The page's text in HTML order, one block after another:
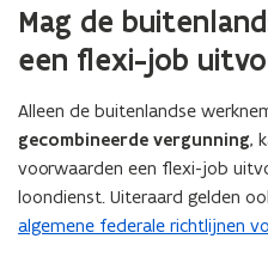
Mag de
een flexi-job
Alleen de buitenlandse
gecombineerde vergunning,
voorwaarden een flexi-job
loondienst. Uiteraard gelden
algemene federale richtlijnen
(